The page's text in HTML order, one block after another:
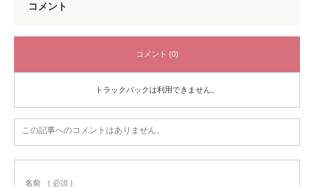
コメント
コメント (0)
トラックバックは利用できません。
この記事へのコメントはありません。
名前 ( 必須 )